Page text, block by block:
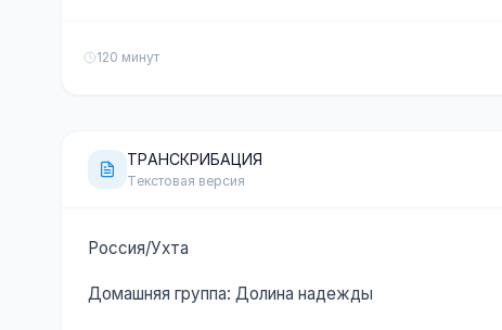
120 минут
ТРАНСКРИБАЦИЯ
Текстовая версия
Россия/Ухта
Домашняя группа: Долина надежды